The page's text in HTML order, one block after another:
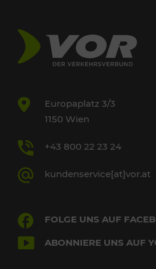
Europaplatz 3/3
1150 Wien
+43 800 22 23 24
kundenservice[at]vor.at
FOLGE UNS AUF
ABONNIERE UNS AUF